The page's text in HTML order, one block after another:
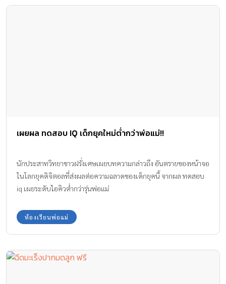
เผยผล ทดสอบ IQ เด็กยุคใหม่ต่ำกว่าพ่อแม่!!
นักประสาทวิทยาชาวฝรั่งเศษเผยบทความกล่าวถึง อันตรายของหน้าจอ
ในโลกยุคดิจิตอลที่ส่งผลต่อความฉลาดของเด็กยุคนี้ จากผล ทดสอบ
iq เผยระดับไอคิวต่ำกว่ารุ่นพ่อแม่
ห้องเรียนพ่อแม่